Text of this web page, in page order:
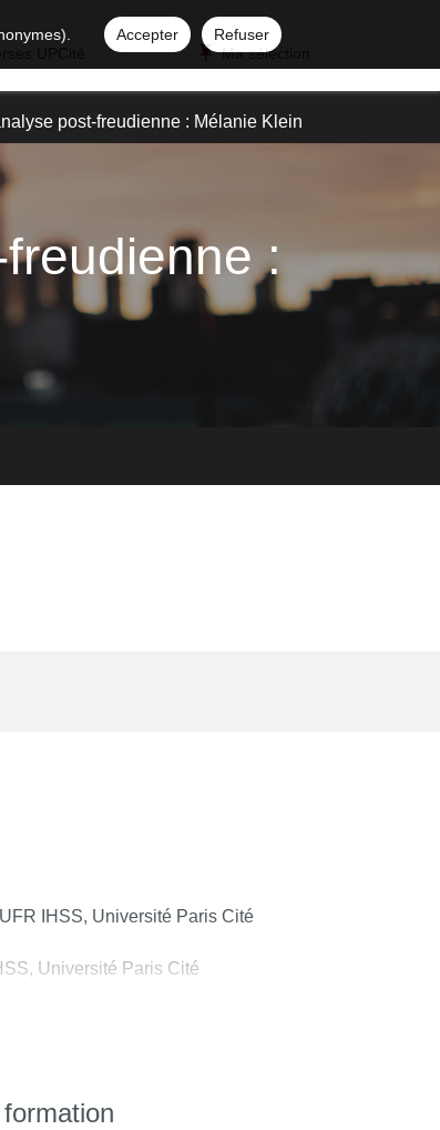
Accepter
Refuser
Ma sélection
post-freudienne : Mélanie Klein
:
IHSS, Université Paris Cité
Université Paris Cité